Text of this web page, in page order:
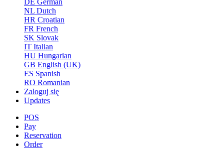
DE German
NL Dutch
HR Croatian
FR French
SK Slovak
IT Italian
HU Hungarian
GB English (UK)
ES Spanish
RO Romanian
Zaloguj się
Updates
POS
Pay
Reservation
Order